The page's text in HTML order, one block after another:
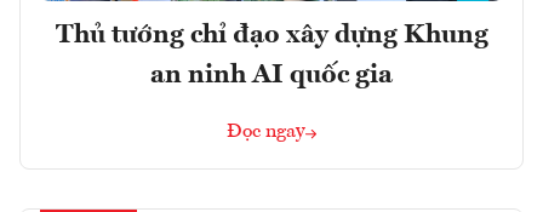
Thủ tướng chỉ đạo xây dựng Khung
an ninh AI quốc gia
Đọc ngay